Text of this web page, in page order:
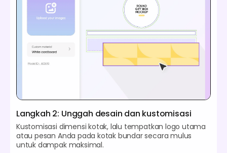
Langkah 2: Unggah desain dan kustomisasi
Kustomisasi dimensi kotak, lalu tempatkan logo utama
atau pesan Anda pada kotak bundar secara mulus
untuk dampak maksimal.